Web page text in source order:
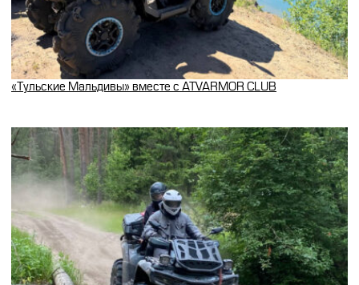
«Тульские Мальдивы» вместе с ATVARMOR CLUB